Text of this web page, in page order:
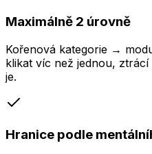
Maximálně 2 úrovně
Kořenová kategorie →
klikat víc než jednou,
je.
Hranice podle